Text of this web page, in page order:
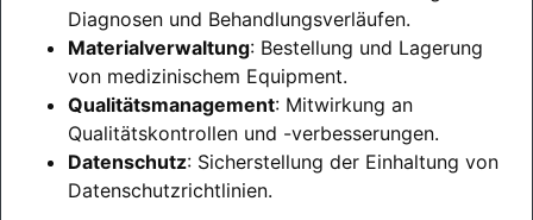
Diagnosen und Behandlungsverläufen.
Materialverwaltung: Bestellung und Lagerung
von medizinischem Equipment.
Qualitätsmanagement: Mitwirkung an
Qualitätskontrollen und -verbesserungen.
Datenschutz: Sicherstellung der Einhaltung von
Datenschutzrichtlinien.